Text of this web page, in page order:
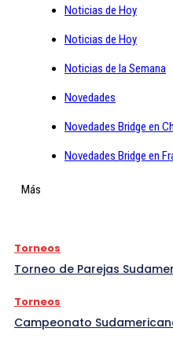
Noticias de Hoy
Noticias de Hoy
Noticias de la Semana
Novedades
Novedades Bridge en
Novedades Bridge en
Más
Torneos
Torneo de Parejas
Torneos
Campeonato